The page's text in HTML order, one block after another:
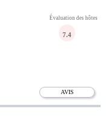
AVIS
Évaluation des hôtes
7.4